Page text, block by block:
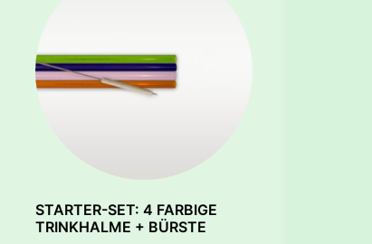
STARTER-SET: 4 FARBIGE
TRINKHALME + BÜRSTE